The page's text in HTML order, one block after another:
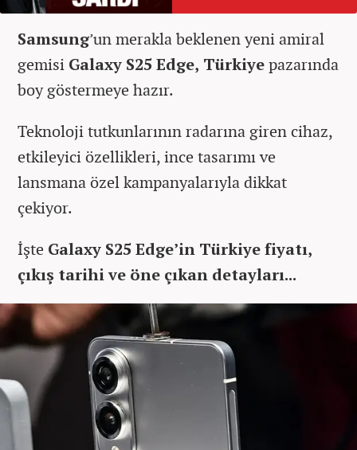
Samsung’un merakla beklenen yeni amiral
gemisi Galaxy S25 Edge, Türkiyepazarında
boy göstermeye hazır.
Teknoloji tutkunlarının radarına giren cihaz,
etkileyici özellikleri, ince tasarımı ve
lansmana özel kampanyalarıyla dikkat
çekiyor.
İşte Galaxy S25 Edge’in Türkiye fiyatı,
çıkış tarihi ve öne çıkan detayları...